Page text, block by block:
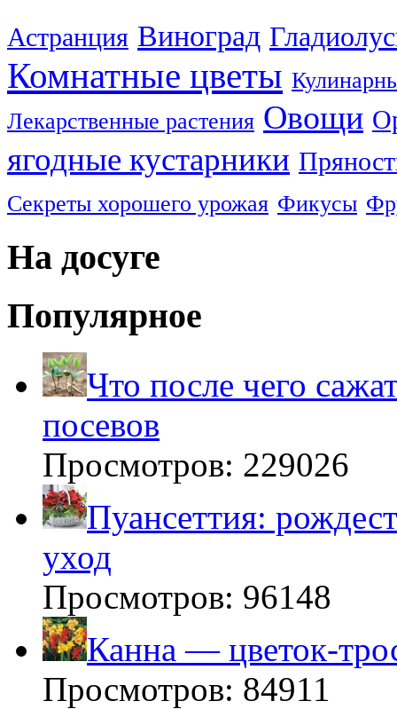
Астранция Виноград
Комнатные цветы
Лекарственные растения Овощи
ягодные кустарники
Секреты хорошего урожая Фикусы
На досуге
Популярное
Что после чего
посевов
Просмотров: 229026
Пуансеттия:
уход
Просмотров: 96148
Канна — цветок-
Просмотров: 84911